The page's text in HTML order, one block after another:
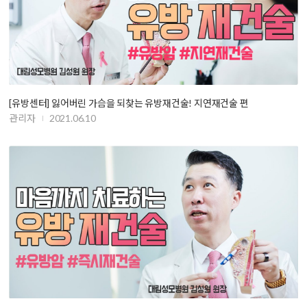
[유방센터] 잃어버린 가슴을 되찾는 유방재건술! 지연재건술 편
관리자
2021.06.10